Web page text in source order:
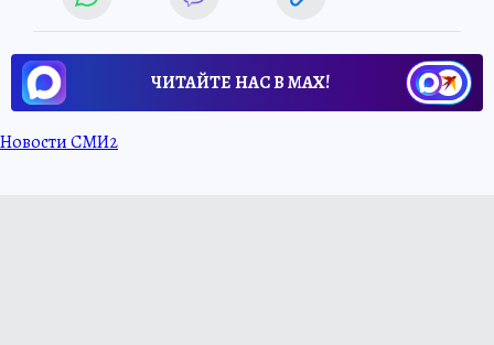
ЧИТАЙТЕ НАС В МАХ!
Новости СМИ2